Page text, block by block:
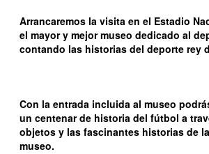
Arrancaremos la visita en el Estadio
el mayor y mejor museo dedicado al
contando las historias del deporte rey
Con la entrada incluida al museo
un centenar de historia del fútbol a
objetos y las fascinantes historias de
museo.